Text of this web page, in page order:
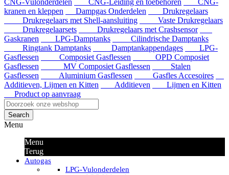
CNG-Vulonderdelen
CNG-Leiding en toebehoren
CNG-
kranen en kleppen
Dampgas Onderdelen
Drukregelaars
Drukregelaars met Shell-aansluiting
Vaste Drukregelaars
Drukregelaarsets
Drukregelaars met Crashsensor
Gaskranen
LPG-Damptanks
Cilindrische Damptanks
Ringtank Damptanks
Damptankappendages
LPG-
Gasflessen
Composiet Gasflessen
OPD Composiet
Gasflessen
MV Composiet Gasflessen
Stalen
Gasflessen
Aluminium Gasflessen
Gasfles Accesoires
Additieven, Lijmen en Kitten
Additieven
Lijmen en Kitten
Product op aanvraag
Search
Menu
Menu
Terug
Autogas
LPG-Vulonderdelen